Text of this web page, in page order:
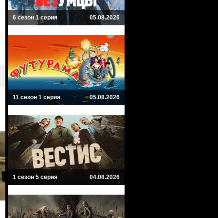
6 сезон 1 серия 05.08.2026
11 сезон 1 серия 05.08.2026
1 сезон 5 серия 04.08.2026